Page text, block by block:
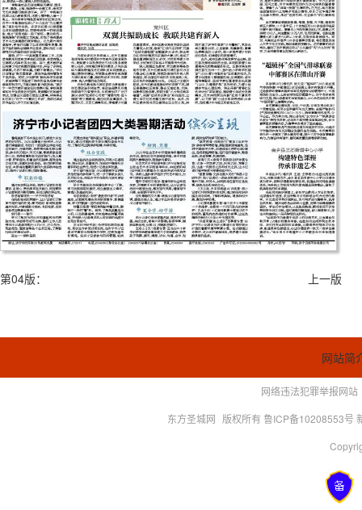
第04版： 上一版
网站简
网络违法犯罪举报网站
东方圣城网 版权所有 鲁ICP备10208553号